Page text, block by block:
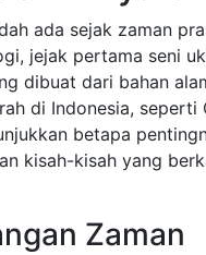
ada sejak zaman
jejak pertama seni
dibuat dari bahan
di Indonesia,
betapa
kisah-kisah yang
Zaman